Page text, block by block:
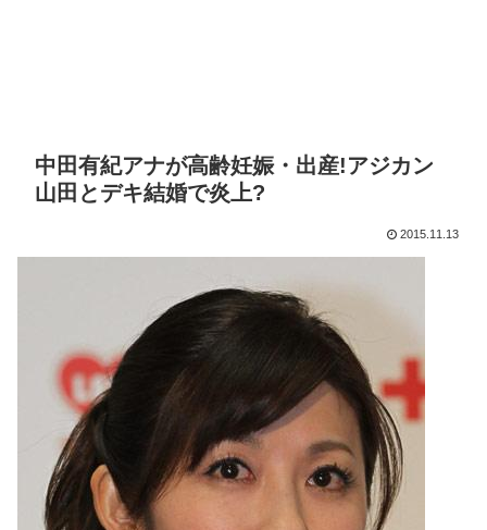
中田有紀アナが高齢妊娠・出産!アジカン
山田とデキ結婚で炎上?
2015.11.13